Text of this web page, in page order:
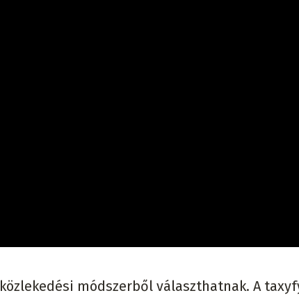
módszerből választhatnak. A